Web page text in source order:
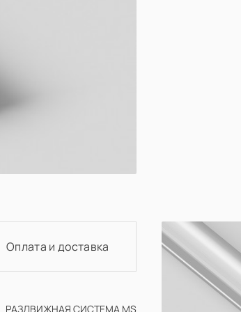
Материал
PET
Оплата и доставка
РАЗДВИЖНАЯ СИСТЕМА MS